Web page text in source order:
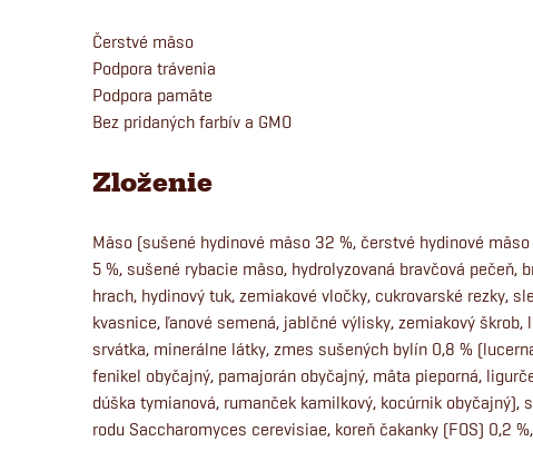
Čerstvé mäso
Podpora trávenia
Podpora pamäte
Bez pridaných farbív a GMO
Zloženie
Mäso (sušené hydinové mäso 32 %, čerstvé hydinové
5 %, sušené rybacie mäso, hydrolyzovaná bravčová pečeň,
hrach, hydinový tuk, zemiakové vločky, cukrovarské rezky,
kvasnice, ľanové semená, jablčné výlisky, zemiakový škrob,
srvátka, minerálne látky, zmes sušených bylín 0,8 %
fenikel obyčajný, pamajorán obyčajný, mäta pieporná,
dúška tymianová, rumanček kamilkový, kocúrnik obyčajný),
rodu Saccharomyces cerevisiae, koreň čakanky (FOS) 0,2